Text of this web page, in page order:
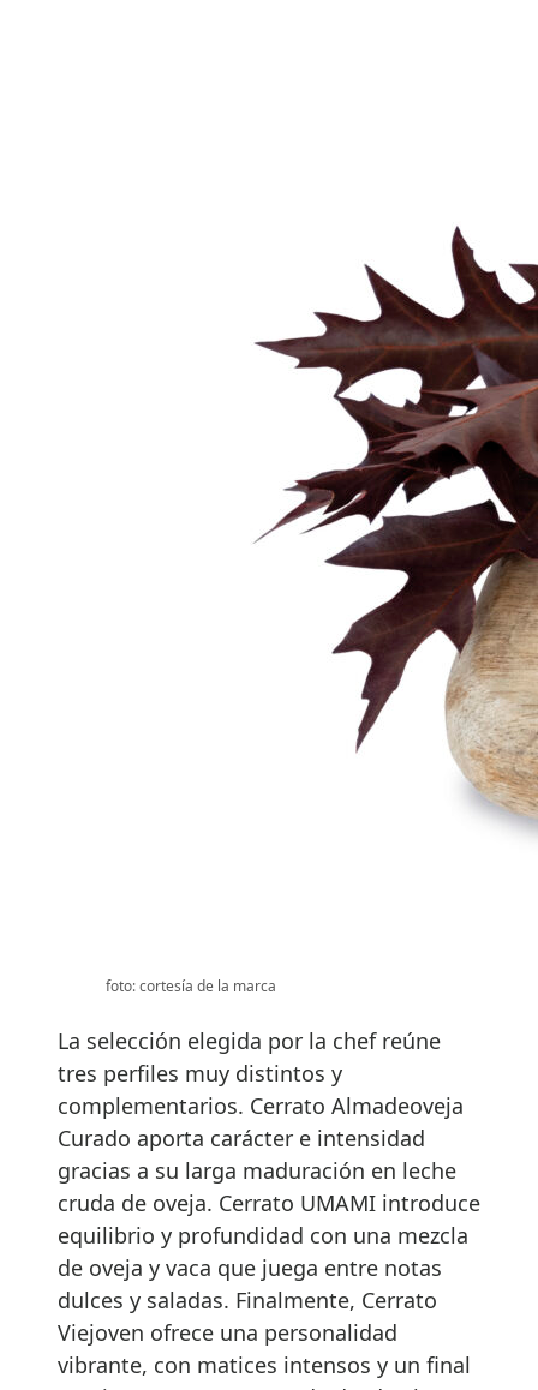
foto: cortesía de la marca
La selección elegida por la chef reúne
tres perfiles muy distintos y
complementarios. Cerrato Almadeoveja
Curado aporta carácter e intensidad
gracias a su larga maduración en leche
cruda de oveja. Cerrato UMAMI introduce
equilibrio y profundidad con una mezcla
de oveja y vaca que juega entre notas
dulces y saladas. Finalmente, Cerrato
Viejoven ofrece una personalidad
vibrante, con matices intensos y un final